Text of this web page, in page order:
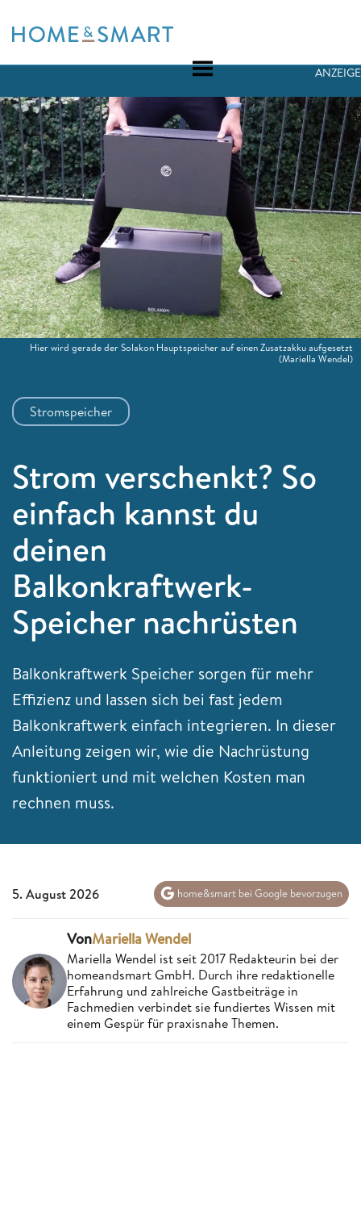
to
Stromspeicher
ANZEIGE
Strom verschenkt? So
einfach kannst du
deinen
Balkonkraftwerk-
Speicher nachrüsten
Balkonkraftwerk Speicher sorgen für mehr
Effizienz und lassen sich bei fast jedem
Balkonkraftwerk einfach integrieren. In dieser
Anleitung zeigen wir, wie die Nachrüstung
funktioniert und mit welchen Kosten man
rechnen muss.
Hier wird gerade der Solakon Hauptspeicher auf einen Zusatzakku aufgesetzt
(Mariella Wendel)
5. August 2026 home&smart bei Google bevorzugen
VonMariella Wendel
Mariella Wendel ist seit 2017 Redakteurin bei der
homeandsmart GmbH. Durch ihre redaktionelle
Erfahrung und zahlreiche Gastbeiträge in
Fachmedien verbindet sie fundiertes Wissen mit
einem Gespür für praxisnahe Themen.